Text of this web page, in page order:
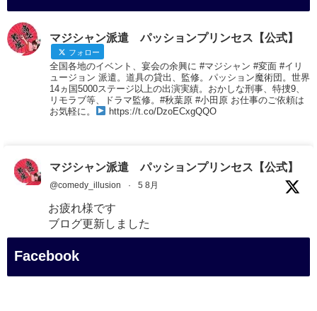
マジシャン派遣 パッションプリンセス【公式】
フォロー
全国各地のイベント、宴会の余興に #マジシャン #変面 #イリ
ュージョン 派遣。道具の貸出、監修。パッション魔術団。世界
14ヵ国5000ステージ以上の出演実績。おかしな刑事、特捜9、
リモラブ等、ドラマ監修。#秋葉原 #小田原 お仕事のご依頼は
お気軽に。
https://t.co/DzoECxgQQO
マジシャン派遣 パッションプリンセス【公式】
@comedy_illusion · 5 8月
お疲れ様です
ブログ更新しました
「マジシャン和歌山旅 白浜町・三段壁展望台」
Facebook